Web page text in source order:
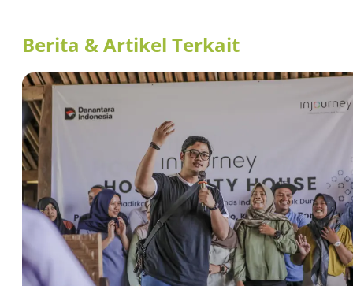
Berita & Artikel Terkait